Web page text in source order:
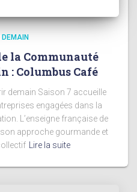
la Communauté
: Columbus Café
demain Saison 7 accueille
engagées dans la
L’enseigne française de
approche gourmande et
Lire la suite